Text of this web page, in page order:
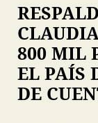
800 MIL
EL PAÍS
DE